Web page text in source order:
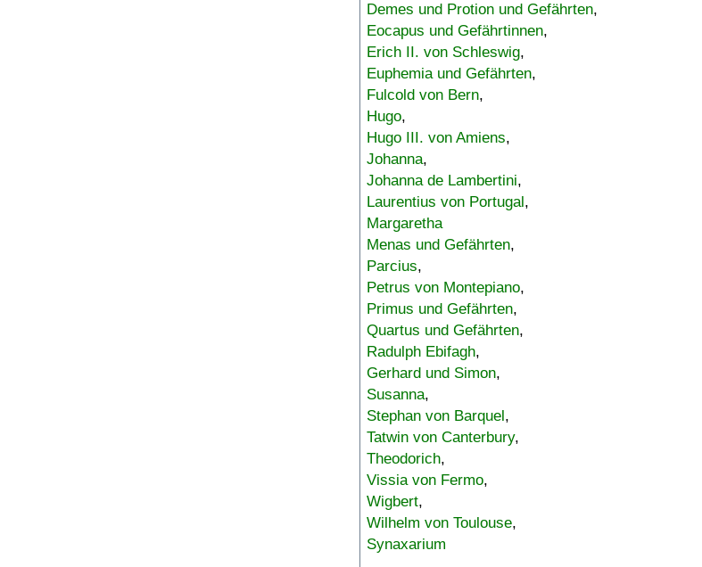
Demes und Protion und Gefährten,
Eocapus und Gefährtinnen,
Erich II. von Schleswig,
Euphemia und Gefährten,
Fulcold von Bern,
Hugo,
Hugo III. von Amiens,
Johanna,
Johanna de Lambertini,
Laurentius von Portugal,
Margaretha
Menas und Gefährten,
Parcius,
Petrus von Montepiano,
Primus und Gefährten,
Quartus und Gefährten,
Radulph Ebifagh,
Gerhard und Simon,
Susanna,
Stephan von Barquel,
Tatwin von Canterbury,
Theodorich,
Vissia von Fermo,
Wigbert,
Wilhelm von Toulouse,
Synaxarium